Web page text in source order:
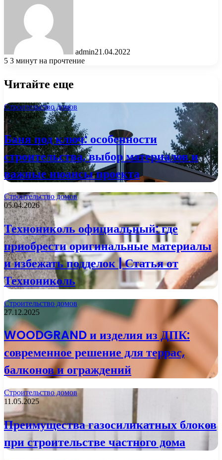
admin21.04.2022
5 3 минут на прочтение
Читайте еще
Строительство домов
13.05.2026
Баня под ключ: особенности
строительства, выбор материалов и
важные нюансы проекта
Строительство домов
05.04.2026
Технониколь официальный: где
приобрести оригинальные материалы
и избежать подделок | Статья от
Технониколь
Строительство домов
27.12.2025
WOODGRAND и изделия из ДПК:
современное решение для террас,
балконов и ограждений
Строительство домов
11.05.2025
Преимущества газосиликатных блоков
при строительстве частного дома